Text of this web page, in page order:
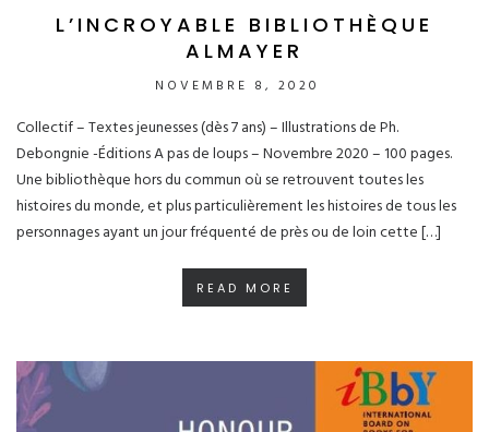
L’INCROYABLE BIBLIOTHÈQUE
ALMAYER
NOVEMBRE 8, 2020
Collectif – Textes jeunesses (dès 7 ans) – Illustrations de Ph.
Debongnie -Éditions A pas de loups – Novembre 2020 – 100 pages.
Une bibliothèque hors du commun où se retrouvent toutes les
histoires du monde, et plus particulièrement les histoires de tous les
personnages ayant un jour fréquenté de près ou de loin cette […]
READ MORE